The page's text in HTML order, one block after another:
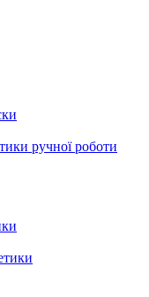
ручної роботи